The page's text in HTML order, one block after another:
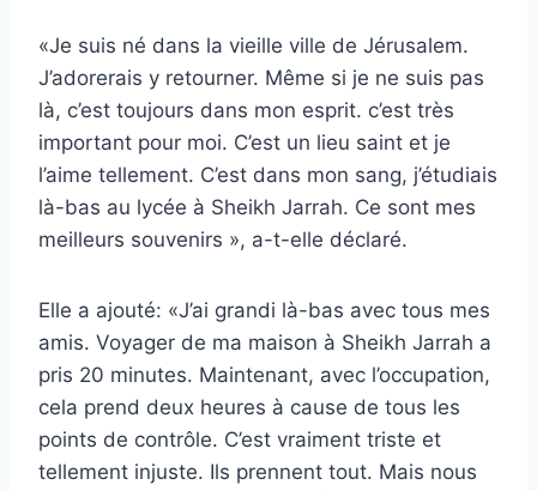
«Je suis né dans la vieille ville de Jérusalem.
J’adorerais y retourner. Même si je ne suis pas
là, c’est toujours dans mon esprit. c’est très
important pour moi. C’est un lieu saint et je
l’aime tellement. C’est dans mon sang, j’étudiais
là-bas au lycée à Sheikh Jarrah. Ce sont mes
meilleurs souvenirs », a-t-elle déclaré.
Elle a ajouté: «J’ai grandi là-bas avec tous mes
amis. Voyager de ma maison à Sheikh Jarrah a
pris 20 minutes. Maintenant, avec l’occupation,
cela prend deux heures à cause de tous les
points de contrôle. C’est vraiment triste et
tellement injuste. Ils prennent tout. Mais nous